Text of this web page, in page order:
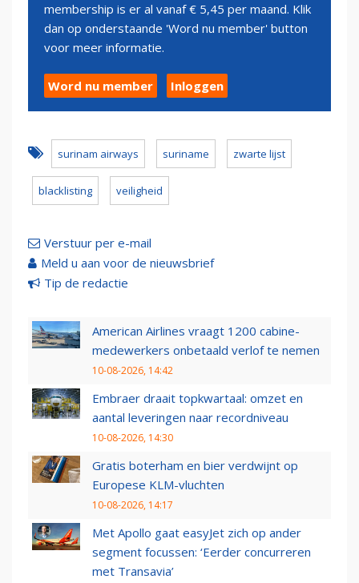
membership is er al vanaf € 5,45 per maand. Klik
dan op onderstaande 'Word nu member' button
voor meer informatie.
Word nu member Inloggen
surinam airways suriname zwarte lijst
blacklisting veiligheid
Verstuur per e-mail
Meld u aan voor de nieuwsbrief
Tip de redactie
American Airlines vraagt 1200 cabine-
medewerkers onbetaald verlof te nemen
10-08-2026, 14:42
Embraer draait topkwartaal: omzet en
aantal leveringen naar recordniveau
10-08-2026, 14:30
Gratis boterham en bier verdwijnt op
Europese KLM-vluchten
10-08-2026, 14:17
Met Apollo gaat easyJet zich op ander
segment focussen: ‘Eerder concurreren
met Transavia’